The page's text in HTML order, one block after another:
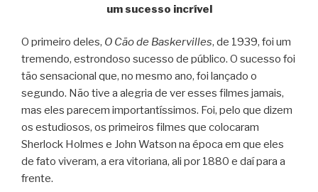
um sucesso incrível
O primeiro deles, O Cão de Baskervilles, de 1939, foi um
tremendo, estrondoso sucesso de público. O sucesso foi
tão sensacional que, no mesmo ano, foi lançado o
segundo. Não tive a alegria de ver esses filmes jamais,
mas eles parecem importantíssimos. Foi, pelo que dizem
os estudiosos, os primeiros filmes que colocaram
Sherlock Holmes e John Watson na época em que eles
de fato viveram, a era vitoriana, ali por 1880 e daí para a
frente.